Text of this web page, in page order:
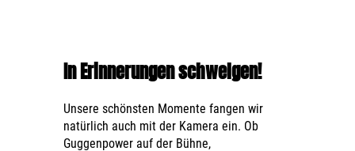
In Erinnerungen schwelgen!
Unsere schönsten Momente fangen wir
natürlich auch mit der Kamera ein. Ob
Guggenpower auf der Bühne,